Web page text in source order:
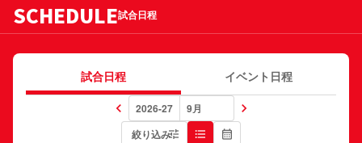
SCHEDULE試合日程
試合日程
イベント日程
keyboard_arrow_left
keyboard_arrow_right
絞り込みtune format_list_bulleted calendar_month